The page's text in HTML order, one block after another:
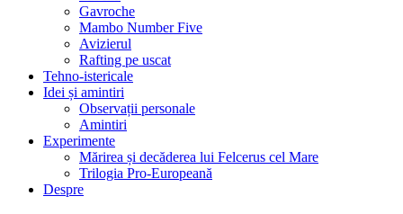
Gavroche
Mambo Number Five
Avizierul
Rafting pe uscat
Tehno-istericale
Idei și amintiri
Observații personale
Amintiri
Experimente
Mărirea și decăderea lui Felcerus cel Mare
Trilogia Pro-Europeană
Despre